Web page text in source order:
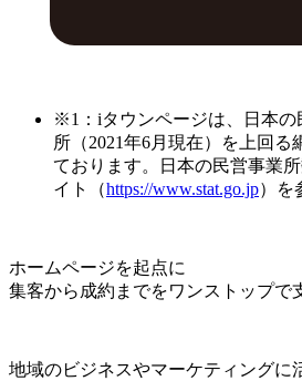
※1：iタウンページは、日本の
所（2021年6月現在）を上回る
ております。日本の民営事業
イト（https://www.stat.go.jp）を
ホームページを起点に
集客から成約までをワンストップで
地域のビジネスやマーケティングに